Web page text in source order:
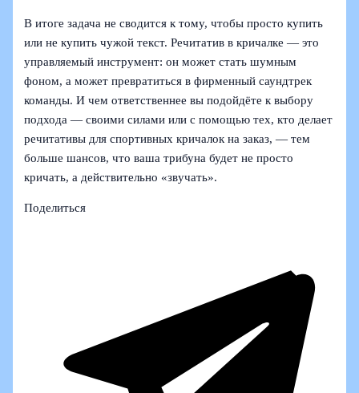
В итоге задача не сводится к тому, чтобы просто купить
или не купить чужой текст. Речитатив в кричалке — это
управляемый инструмент: он может стать шумным
фоном, а может превратиться в фирменный саундтрек
команды. И чем ответственнее вы подойдёте к выбору
подхода — своими силами или с помощью тех, кто делает
речитативы для спортивных кричалок на заказ, — тем
больше шансов, что ваша трибуна будет не просто
кричать, а действительно «звучать».
Поделиться